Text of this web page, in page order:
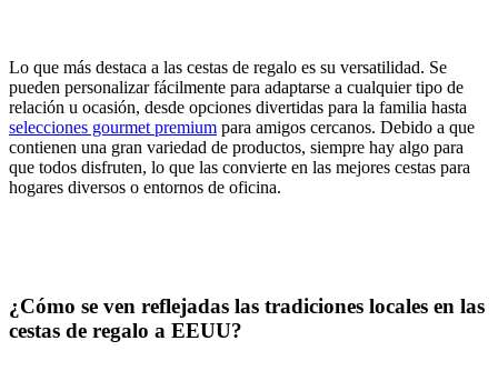
Lo que más destaca a las cestas de regalo es su versatilidad. Se
pueden personalizar fácilmente para adaptarse a cualquier tipo de
relación u ocasión, desde opciones divertidas para la familia hasta
selecciones gourmet premium para amigos cercanos. Debido a que
contienen una gran variedad de productos, siempre hay algo para
que todos disfruten, lo que las convierte en las mejores cestas para
hogares diversos o entornos de oficina.
¿Cómo se ven reflejadas las tradiciones locales en las
cestas de regalo a EEUU?